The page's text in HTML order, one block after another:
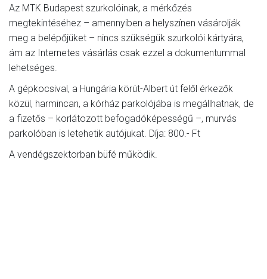
Az MTK Budapest szurkolóinak, a mérkőzés
megtekintéséhez – amennyiben a helyszínen vásárolják
meg a belépőjüket – nincs szükségük szurkolói kártyára,
ám az Internetes vásárlás csak ezzel a dokumentummal
lehetséges.
A gépkocsival, a Hungária körút-Albert út felől érkezők
közül, harmincan, a kórház parkolójába is megállhatnak, de
a fizetős – korlátozott befogadóképességű –, murvás
parkolóban is letehetik autójukat. Díja: 800.- Ft
A vendégszektorban büfé működik.